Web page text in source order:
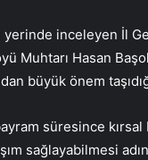
yerinde inceleyen İl
Muhtarı Hasan
büyük önem
süresince
sağlayabilmesi